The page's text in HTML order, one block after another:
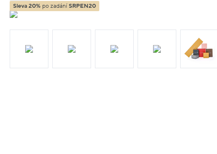
Sleva 20% po zadání SRPEN20